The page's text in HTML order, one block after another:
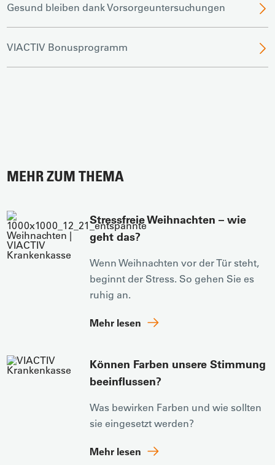
Gesund bleiben dank Vorsorgeuntersuchungen
VIACTIV Bonusprogramm
MEHR ZUM THEMA
Stressfreie Weihnachten – wie
geht das?
Wenn Weihnachten vor der Tür steht,
beginnt der Stress. So gehen Sie es
ruhig an.
Mehr lesen
Können Farben unsere Stimmung
beeinflussen?
Was bewirken Farben und wie sollten
sie eingesetzt werden?
Mehr lesen